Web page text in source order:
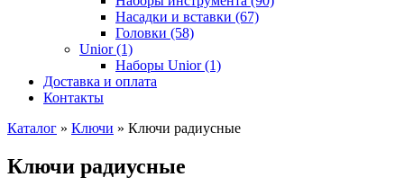
Насадки и вставки (67)
Головки (58)
Unior (1)
Наборы Unior (1)
Доставка и оплата
Контакты
Каталог » Ключи » Ключи радиусные
Ключи радиусные